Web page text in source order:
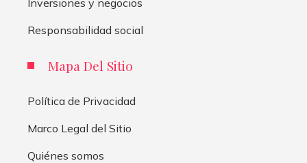
Responsabilidad social
Mapa Del Sitio
Política de Privacidad
Marco Legal del Sitio
Quiénes somos